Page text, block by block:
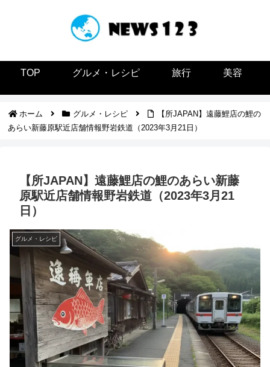
TOP グルメ・レシピ 旅行 美容
ホーム グルメ・レシピ
【所JAPAN】遠藤鯉店の鯉の
あらい新藤原駅近店舗情報野岩鉄道（2023年3月21日）
【所JAPAN】遠藤鯉店の鯉のあらい新藤
原駅近店舗情報野岩鉄道（2023年3月21
日）
グルメ・レシピ